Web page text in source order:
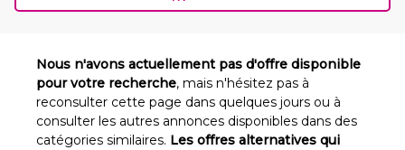
Nous n'avons actuellement pas d'offre disponible
pour votre recherche, mais n'hésitez pas à
reconsulter cette page dans quelques jours ou à
consulter les autres annonces disponibles dans des
catégories similaires. Les offres alternatives qui